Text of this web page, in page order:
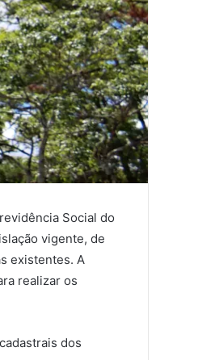
Social do
vigente, de
existentes. A
realizar os
dos